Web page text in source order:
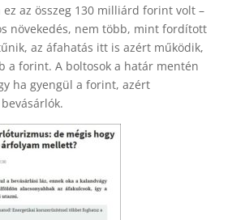
az összeg 130 milliárd forint volt –
növekedés, nem több, mint fordított
az áfahatás itt is azért működik,
a forint. A boltosok a határ mentén
ha gyengül a forint, azért